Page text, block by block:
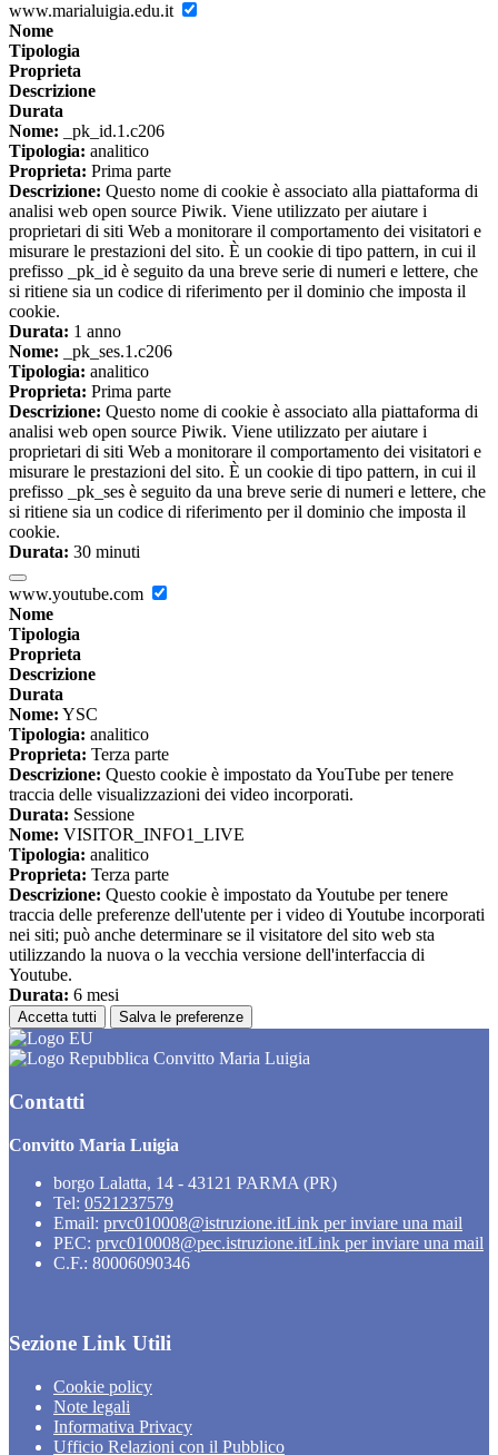
www.marialuigia.edu.it
Nome
Tipologia
Proprieta
Descrizione
Durata
Nome: _pk_id.1.c206
Tipologia: analitico
Proprieta: Prima parte
Descrizione: Questo nome di cookie è associato alla piattaforma di
analisi web open source Piwik. Viene utilizzato per aiutare i
proprietari di siti Web a monitorare il comportamento dei visitatori e
misurare le prestazioni del sito. È un cookie di tipo pattern, in cui il
prefisso _pk_id è seguito da una breve serie di numeri e lettere, che
si ritiene sia un codice di riferimento per il dominio che imposta il
cookie.
Durata: 1 anno
Nome: _pk_ses.1.c206
Tipologia: analitico
Proprieta: Prima parte
Descrizione: Questo nome di cookie è associato alla piattaforma di
analisi web open source Piwik. Viene utilizzato per aiutare i
proprietari di siti Web a monitorare il comportamento dei visitatori e
misurare le prestazioni del sito. È un cookie di tipo pattern, in cui il
prefisso _pk_ses è seguito da una breve serie di numeri e lettere, che
si ritiene sia un codice di riferimento per il dominio che imposta il
cookie.
Durata: 30 minuti
www.youtube.com
Nome
Tipologia
Proprieta
Descrizione
Durata
Nome: YSC
Tipologia: analitico
Proprieta: Terza parte
Descrizione: Questo cookie è impostato da YouTube per tenere
traccia delle visualizzazioni dei video incorporati.
Durata: Sessione
Nome: VISITOR_INFO1_LIVE
Tipologia: analitico
Proprieta: Terza parte
Descrizione: Questo cookie è impostato da Youtube per tenere
traccia delle preferenze dell'utente per i video di Youtube incorporati
nei siti; può anche determinare se il visitatore del sito web sta
utilizzando la nuova o la vecchia versione dell'interfaccia di
Youtube.
Durata: 6 mesi
Accetta tutti Salva le preferenze
Convitto Maria Luigia
Contatti
Convitto Maria Luigia
borgo Lalatta, 14 - 43121 PARMA (PR)
Tel: 0521237579
Email: prvc010008@istruzione.itLink per inviare una mail
PEC: prvc010008@pec.istruzione.itLink per inviare una mail
C.F.: 80006090346
Sezione Link Utili
Cookie policy
Note legali
Informativa Privacy
Ufficio Relazioni con il Pubblico